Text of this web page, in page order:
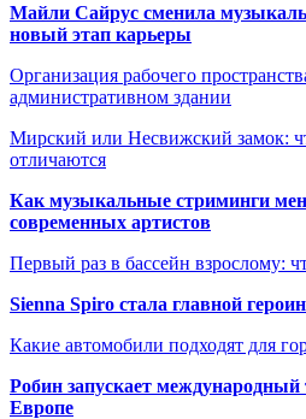
Майли Сайрус сменила
новый этап карьеры
Организация рабочего
административном здании
Мирский или Несвижский замок:
отличаются
Как музыкальные стриминги
современных артистов
Первый раз в бассейн взрослому:
Sienna Spiro стала главной
Какие автомобили подходят для
Робин запускает
Европе